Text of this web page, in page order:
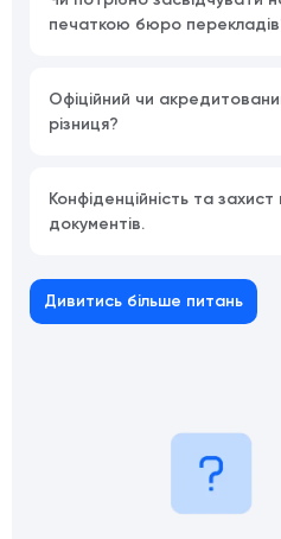
печаткою бюро
Офіційний чи
різниця?
Конфіденційність та
документів.
Дивитись більше питань